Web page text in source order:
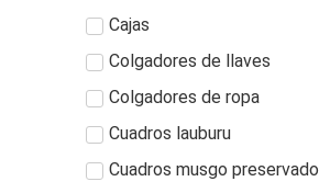
Cajas
Colgadores de llaves
Colgadores de ropa
Cuadros lauburu
Cuadros musgo preservado